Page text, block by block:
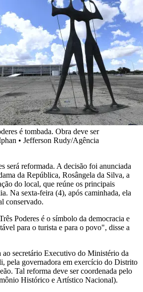
é tombada. Obra deve ser
• Jefferson Rudy/Agência
será reformada. A decisão foi anunciada
da República, Rosângela da Silva, a
do local, que reúne os principais
Na sexta-feira (4), após caminhada, ela
conservado.
Poderes é o símbolo da democracia e
para o turista e para o povo", disse a
secretário Executivo do Ministério da
pela governadora em exercício do Distrito
Tal reforma deve ser coordenada pelo
Histórico e Artístico Nacional).